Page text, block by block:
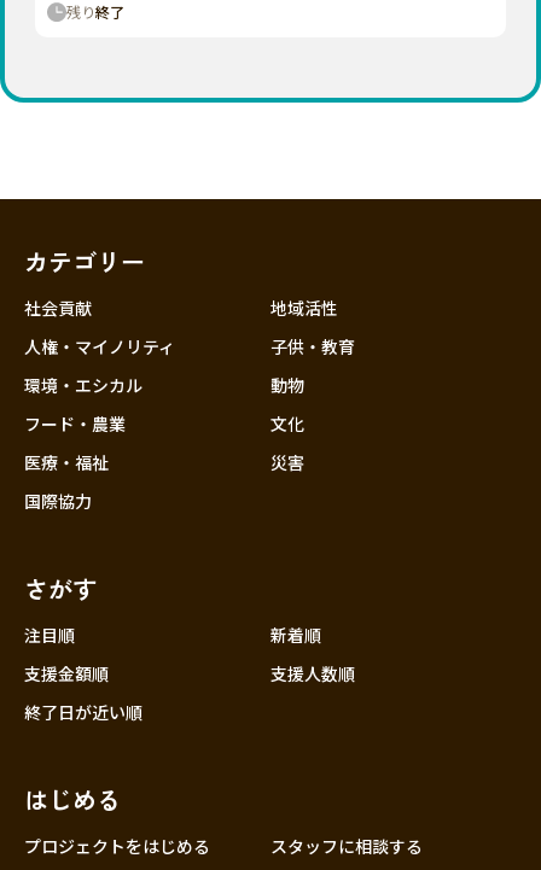
石川
近畿
中国
残り終了
カテゴリー
社会貢献
人権・マイノリティ
環境・エシカル
フード・農業
医療・福祉
国際協力
地域活性
子供・教育
動物
文化
災害
さがす
注目順
新着順
支援金額順
支援人数順
終了日が近い順
はじめる
プロジェクトをはじめる
スタッフに相談する